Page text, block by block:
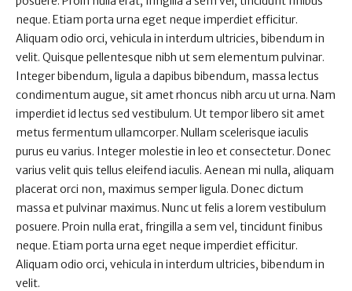
neque. Etiam porta urna eget neque imperdiet efficitur.
Aliquam odio orci, vehicula in interdum ultricies, bibendum in
velit. Quisque pellentesque nibh ut sem elementum pulvinar.
Integer bibendum, ligula a dapibus bibendum, massa lectus
condimentum augue, sit amet rhoncus nibh arcu ut urna. Nam
imperdiet id lectus sed vestibulum. Ut tempor libero sit amet
metus fermentum ullamcorper. Nullam scelerisque iaculis
purus eu varius. Integer molestie in leo et consectetur. Donec
varius velit quis tellus eleifend iaculis. Aenean mi nulla, aliquam
placerat orci non, maximus semper ligula. Donec dictum
massa et pulvinar maximus. Nunc ut felis a lorem vestibulum
posuere. Proin nulla erat, fringilla a sem vel, tincidunt finibus
neque. Etiam porta urna eget neque imperdiet efficitur.
Aliquam odio orci, vehicula in interdum ultricies, bibendum in
velit.